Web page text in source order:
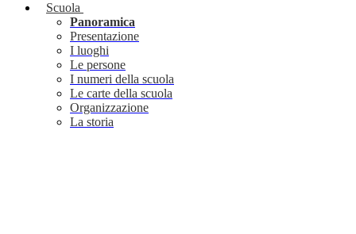
Scuola
Panoramica
Presentazione
I luoghi
Le persone
I numeri della scuola
Le carte della scuola
Organizzazione
La storia